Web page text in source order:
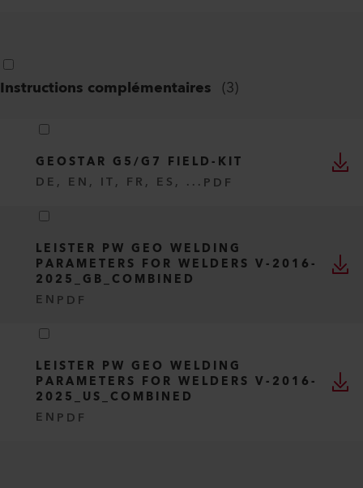
Instructions complémentaires (3)
GEOSTAR G5/G7 FIELD-KIT
DE, EN, IT, FR, ES, ... PDF
LEISTER PW GEO WELDING
PARAMETERS FOR WELDERS V-2016-
2025_GB_COMBINED
EN PDF
LEISTER PW GEO WELDING
PARAMETERS FOR WELDERS V-2016-
2025_US_COMBINED
EN PDF